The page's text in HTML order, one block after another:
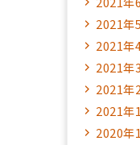
2021年
2021年
2021年
2021年
2021年
2020年